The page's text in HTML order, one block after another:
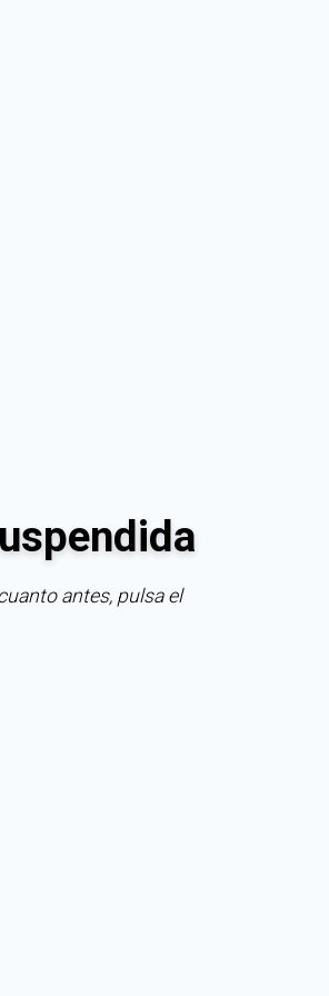
antes, pulsa el